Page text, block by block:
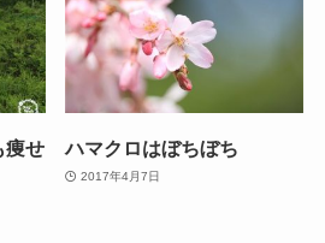
痩せ
ハマクロはぼちぼち
2017年4月7日